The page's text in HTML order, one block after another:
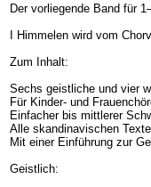
Der vorliegende Band für
I Himmelen wird vom
Zum Inhalt:
Sechs geistliche und vier
Für Kinder- und
Einfacher bis mittlerer
Alle skandinavischen
Mit einer Einführung zur
Geistlich: